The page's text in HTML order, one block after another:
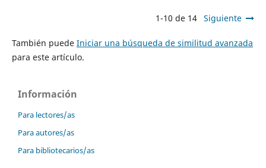
1-10 de 14 Siguiente
También puede Iniciar una búsqueda de similitud avanzada
para este artículo.
Información
Para lectores/as
Para autores/as
Para bibliotecarios/as